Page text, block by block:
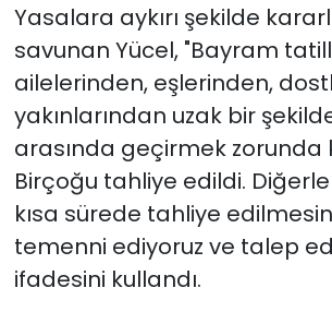
Yasalara aykırı şekilde
savunan Yücel, "Bayram
ailelerinden, eşlerinden,
yakınlarından uzak bir
arasında geçirmek zorunda
Birçoğu tahliye edildi.
kısa sürede tahliye
temenni ediyoruz ve talep
ifadesini kullandı.